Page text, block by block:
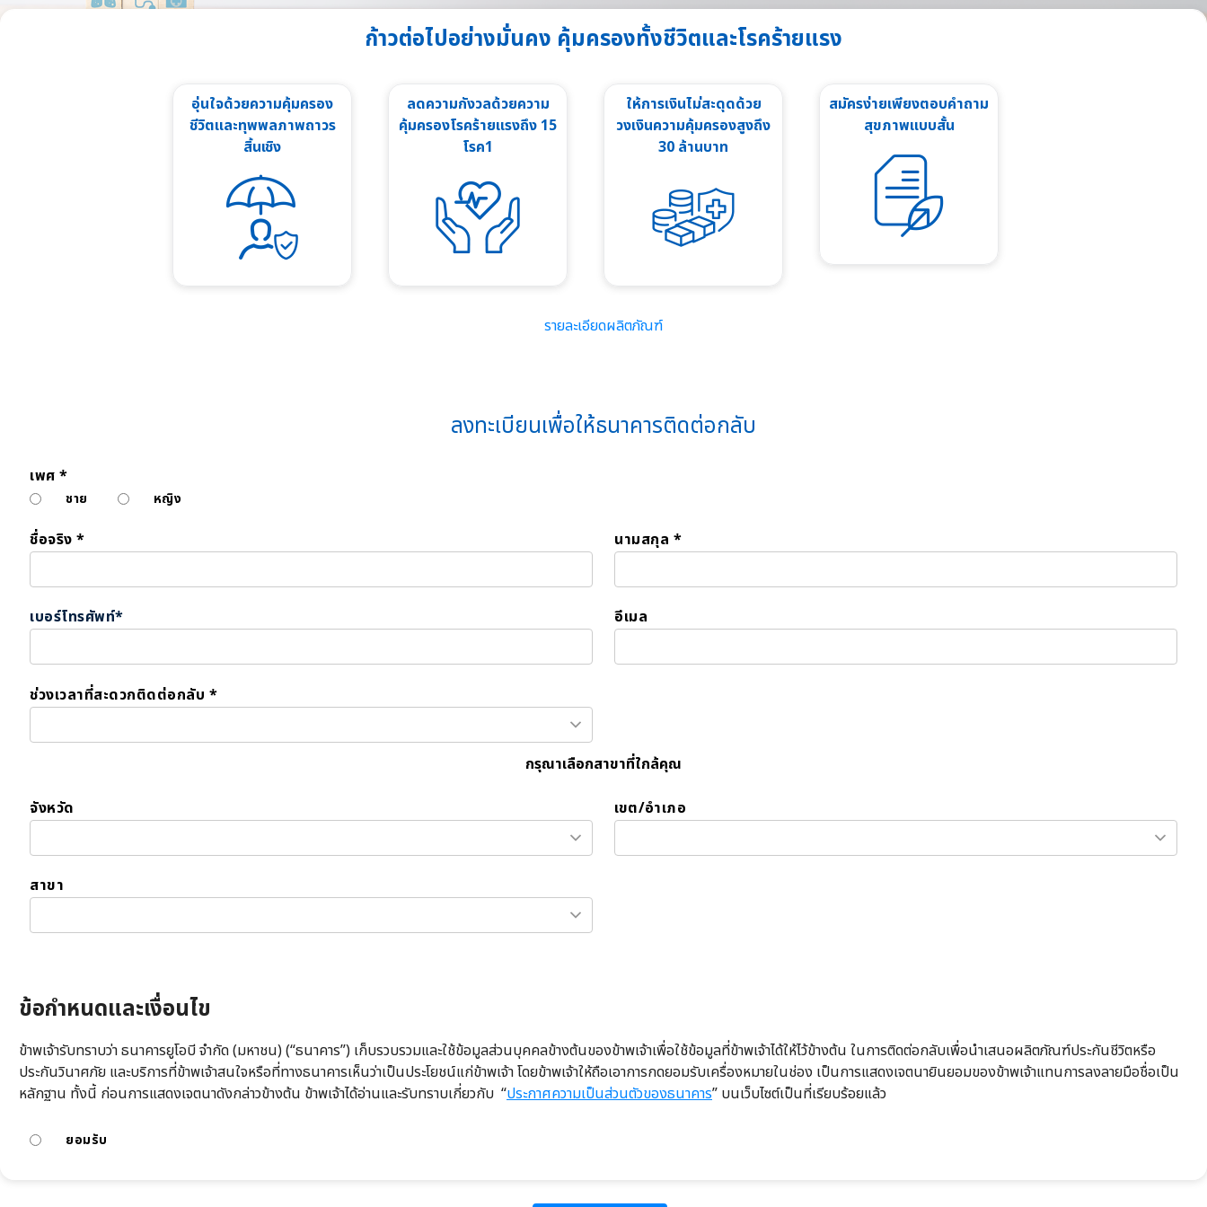
ก้าวต่อไปอย่างมั่นคง คุ้มครองทั้งชีวิตและโรคร้ายแรง
อุ่นใจด้วยความคุ้มครอง
ชีวิตและทุพพลภาพถาวร
สิ้นเชิง
ลดความกังวลด้วยความ
คุ้มครองโรคร้ายแรงถึง 15
โรค1
ให้การเงินไม่สะดุดด้วย
วงเงินความคุ้มครองสูงถึง
30 ล้านบาท
สมัครง่ายเพียงตอบคำถาม
สุขภาพแบบสั้น
รายละเอียดผลิตภัณฑ์
ลงทะเบียนเพื่อให้ธนาคารติดต่อกลับ
เพศ *
ชาย หญิง
ชื่อจริง * นามสกุล *
เบอร์โทรศัพท์* อีเมล
ช่วงเวลาที่สะดวกติดต่อกลับ *
กรุณาเลือกสาขาที่ใกล้คุณ
จังหวัด เขต/อำเภอ
สาขา
ข้อกำหนดและเงื่อนไข
ข้าพเจ้ารับทราบว่า ธนาคารยูโอบี จำกัด (มหาชน) (“ธนาคาร”) เก็บรวบรวมและใช้ข้อมูลส่วนบุคคลข้างต้นของข้าพเจ้าเพื่อใช้ข้อมูลที่ข้าพเจ้าได้ให้ไว้ข้างต้น ในการติดต่อกลับเพื่อนำเสนอผลิตภัณฑ์ประกันชีวิตหรือ
ประกันวินาศภัย และบริการที่ข้าพเจ้าสนใจหรือที่ทางธนาคารเห็นว่าเป็นประโยชน์แก่ข้าพเจ้า โดยข้าพเจ้าให้ถือเอาการกดยอมรับเครื่องหมายในช่อง เป็นการแสดงเจตนายินยอมของข้าพเจ้าแทนการลงลายมือชื่อเป็น
หลักฐาน ทั้งนี้ ก่อนการแสดงเจตนาดังกล่าวข้างต้น ข้าพเจ้าได้อ่านและรับทราบเกี่ยวกับ “ประกาศความเป็นส่วนตัวของธนาคาร” บนเว็บไซต์เป็นที่เรียบร้อยแล้ว
ยอมรับ